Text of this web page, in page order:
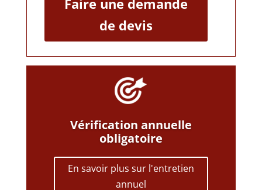
Faire une demande
de devis
Vérification annuelle
obligatoire
En savoir plus sur l'entretien
annuel